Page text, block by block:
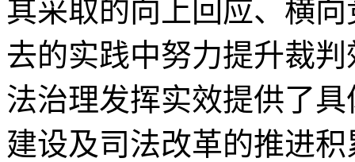
其采取的向上回应、横
去的实践中努力提升裁
法治理发挥实效提供了
建设及司法改革的推进